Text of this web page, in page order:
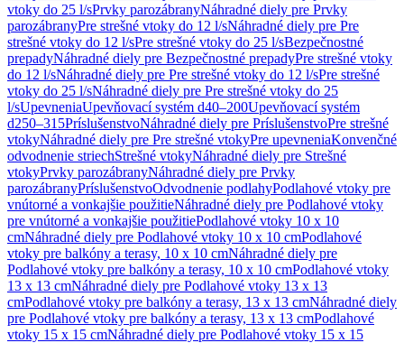
vtoky do 25 l/sPrvky parozábranyNáhradné diely pre Prvky
parozábranyPre strešné vtoky do 12 l/sNáhradné diely pre Pre
strešné vtoky do 12 l/sPre strešné vtoky do 25 l/sBezpečnostné
prepadyNáhradné diely pre Bezpečnostné prepadyPre strešné vtoky
do 12 l/sNáhradné diely pre Pre strešné vtoky do 12 l/sPre strešné
vtoky do 25 l/sNáhradné diely pre Pre strešné vtoky do 25
l/sUpevneniaUpevňovací systém d40–200Upevňovací systém
d250–315PríslušenstvoNáhradné diely pre PríslušenstvoPre strešné
vtokyNáhradné diely pre Pre strešné vtokyPre upevneniaKonvenčné
odvodnenie striechStrešné vtokyNáhradné diely pre Strešné
vtokyPrvky parozábranyNáhradné diely pre Prvky
parozábranyPríslušenstvoOdvodnenie podlahyPodlahové vtoky pre
vnútorné a vonkajšie použitieNáhradné diely pre Podlahové vtoky
pre vnútorné a vonkajšie použitiePodlahové vtoky 10 x 10
cmNáhradné diely pre Podlahové vtoky 10 x 10 cmPodlahové
vtoky pre balkóny a terasy, 10 x 10 cmNáhradné diely pre
Podlahové vtoky pre balkóny a terasy, 10 x 10 cmPodlahové vtoky
13 x 13 cmNáhradné diely pre Podlahové vtoky 13 x 13
cmPodlahové vtoky pre balkóny a terasy, 13 x 13 cmNáhradné diely
pre Podlahové vtoky pre balkóny a terasy, 13 x 13 cmPodlahové
vtoky 15 x 15 cmNáhradné diely pre Podlahové vtoky 15 x 15